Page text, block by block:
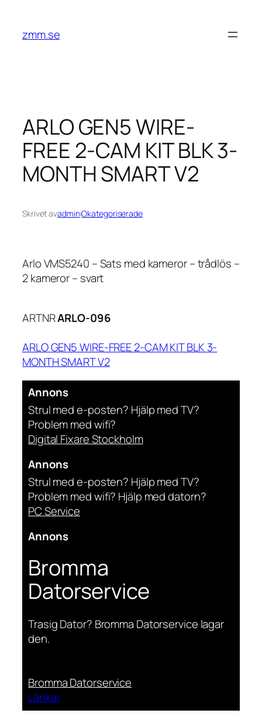
innehåll
zmm.se
ARLO GEN5 WIRE-
FREE 2-CAM KIT BLK 3-
MONTH SMART V2
Skrivet avadminiOkategoriserade
Arlo VMS5240 – Sats med kameror – trådlös –
2 kameror – svart
ARTNRARLO-096
ARLO GEN5 WIRE-FREE 2-CAM KIT BLK 3-
MONTH SMART V2
Annons
Strul med e-posten? Hjälp med TV?
Problem med wifi?
Digital Fixare Stockholm
Annons
Strul med e-posten? Hjälp med TV?
Problem med wifi? Hjälp med datorn?
PC Service
Annons
Bromma
Datorservice
Trasig Dator? Bromma Datorservice lagar
den.
Bromma Datorservice
Länkar